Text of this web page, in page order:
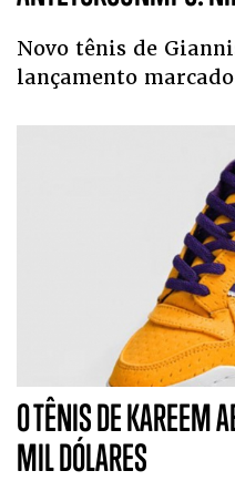
Novo tênis de
lançamento
O TÊNIS DE KAREEM
MIL DÓLARES